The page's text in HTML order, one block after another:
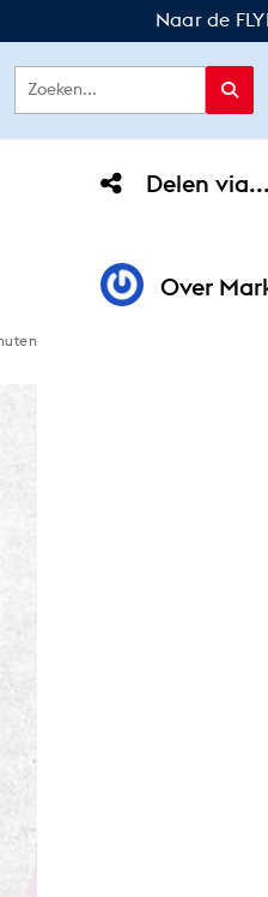
Naar de
Delen via...
Over